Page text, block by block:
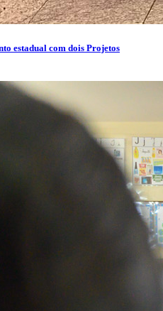
estadual com dois Projetos